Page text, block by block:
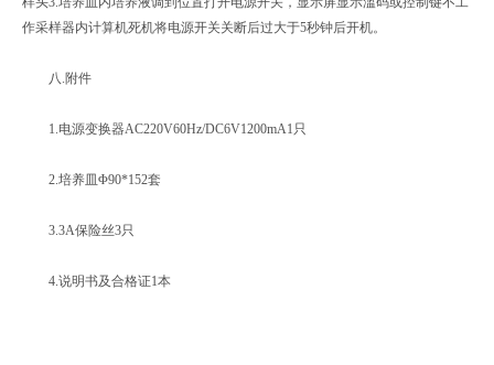
作采样器内计算机死机将电源开关关断后过大于5秒钟后开机。
八.附件
1.电源变换器AC220V60Hz/DC6V1200mA1只
2.培养皿Φ90*152套
3.3A保险丝3只
4.说明书及合格证1本